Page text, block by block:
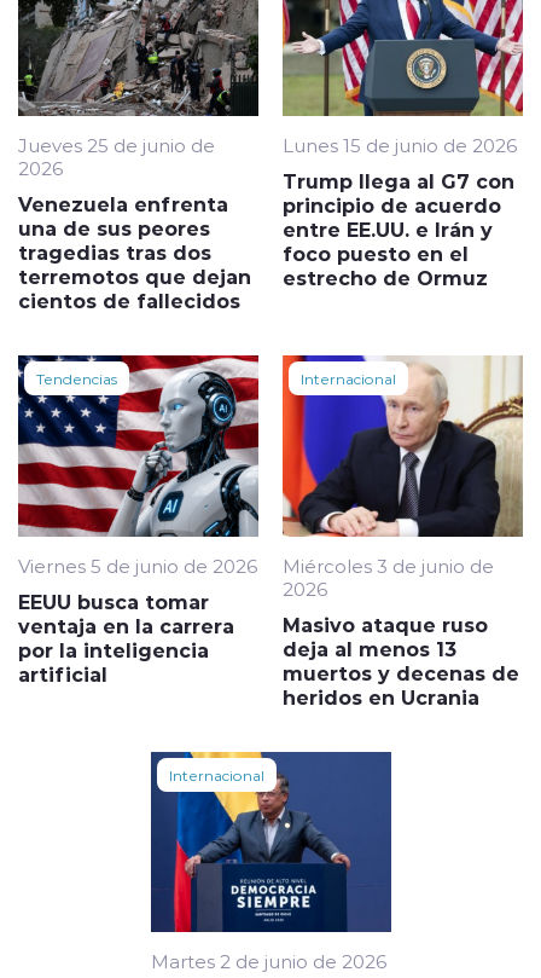
Jueves 25 de junio de
2026
Venezuela enfrenta
una de sus peores
tragedias tras dos
terremotos que dejan
cientos de fallecidos
Lunes 15 de junio de 2026
Trump llega al G7 con
principio de acuerdo
entre EE.UU. e Irán y
foco puesto en el
estrecho de Ormuz
Tendencias
Viernes 5 de junio de 2026
EEUU busca tomar
ventaja en la carrera
por la inteligencia
artificial
Internacional
Miércoles 3 de junio de
2026
Masivo ataque ruso
deja al menos 13
muertos y decenas de
heridos en Ucrania
Internacional
Martes 2 de junio de 2026